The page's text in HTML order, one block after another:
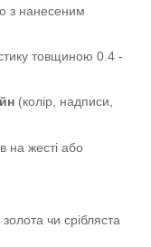
з нанесеним
товщиною 0.4 -
(колір, надписи,
на жесті або
чи срібляста